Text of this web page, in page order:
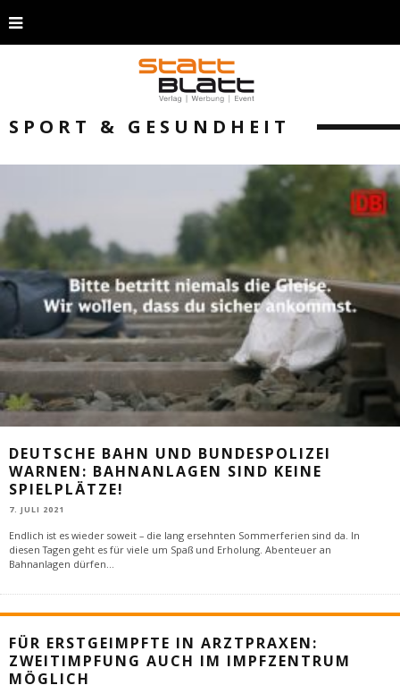
SPORT & GESUNDHEIT
DEUTSCHE BAHN UND BUNDESPOLIZEI
WARNEN: BAHNANLAGEN SIND KEINE
SPIELPLÄTZE!
7. JULI 2021
Endlich ist es wieder soweit – die lang ersehnten Sommerferien sind da. In
diesen Tagen geht es für viele um Spaß und Erholung. Abenteuer an
Bahnanlagen dürfen...
FÜR ERSTGEIMPFTE IN ARZTPRAXEN:
ZWEITIMPFUNG AUCH IM IMPFZENTRUM
MÖGLICH